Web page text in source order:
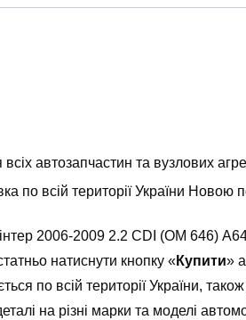
автозапчастин та вузлових
по всій території України Новою
2006-2009 2.2 CDI (OM 646)
натиснути кнопку «Купити»
по всій території України,
на різні марки та моделі